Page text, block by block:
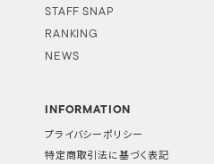
STAFF SNAP
RANKING
NEWS
INFORMATION
プライバシーポリシー
特定商取引法に基づく表記